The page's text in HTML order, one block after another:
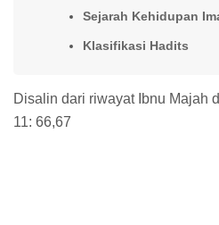
Sejarah Kehidupan
Klasifikasi Hadits
Disalin dari riwayat Ibnu Majah
11: 66,67